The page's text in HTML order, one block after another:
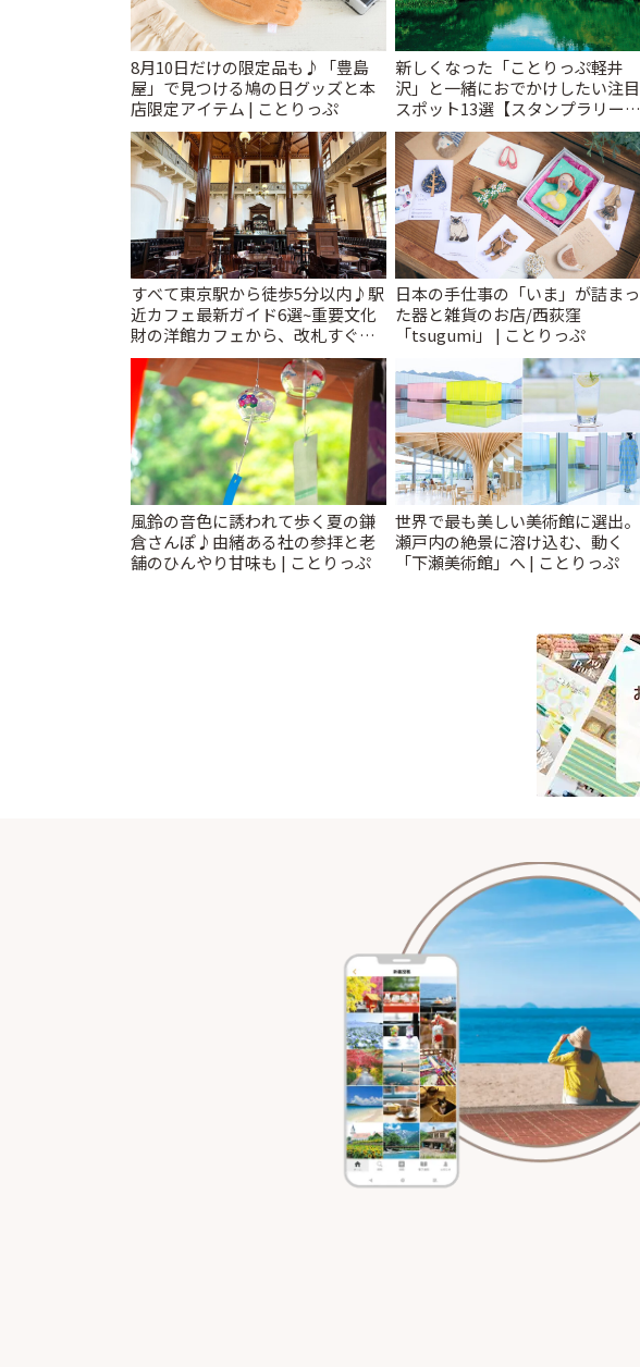
8月10日だけの限定品も♪「豊島
屋」で見つける鳩の日グッズと本
店限定アイテム | ことりっぷ
新しくなった「ことりっぷ軽井
沢」と一緒におでかけしたい注目
スポット13選【スタンプラリー開
催中】 | ことりっぷ
すべて東京駅から徒歩5分以内♪駅
近カフェ最新ガイド6選~重要文化
財の洋館カフェから、改札すぐの
レトロ喫茶まで~ | ことりっぷ
日本の手仕事の「いま」が詰まっ
た器と雑貨のお店/西荻窪
「tsugumi」 | ことりっぷ
風鈴の音色に誘われて歩く夏の鎌
倉さんぽ♪由緒ある社の参拝と老
舗のひんやり甘味も | ことりっぷ
世界で最も美しい美術館に選出。
瀬戸内の絶景に溶け込む、動く
「下瀬美術館」へ | ことりっぷ